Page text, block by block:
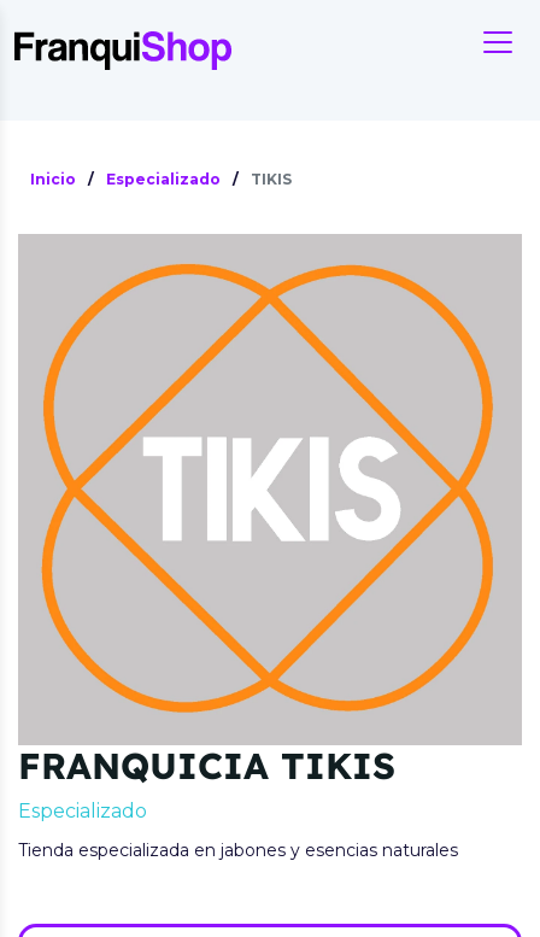
Inicio / Especializado / TIKIS
FRANQUICIA TIKIS
Especializado
Tienda especializada en jabones y esencias naturales